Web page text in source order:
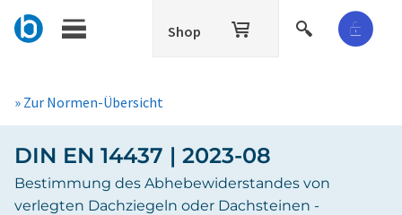
Shop
» Zur Normen-Übersicht
DIN EN 14437 | 2023-08
Bestimmung des Abhebewiderstandes von
verlegten Dachziegeln oder Dachsteinen -